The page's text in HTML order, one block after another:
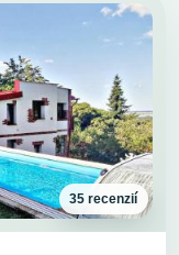
35 recenzií